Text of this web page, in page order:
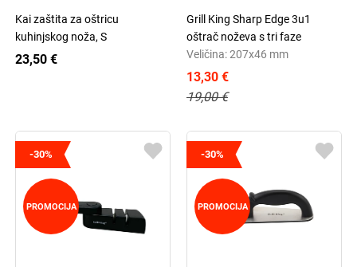
Kai zaštita za oštricu
kuhinjskog noža, S
23,50 €
Grill King Sharp Edge 3u1
oštrač noževa s tri faze
Veličina: 207x46 mm
13,30 €
19,00 €
-30%
PROMOCIJA
-30%
PROMOCIJA